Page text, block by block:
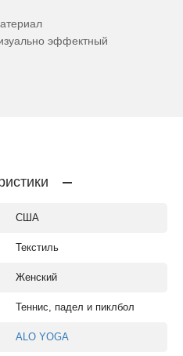
эффектный
США
Текстиль
Женский
Теннис, падел и пиклбол
ALO YOGA